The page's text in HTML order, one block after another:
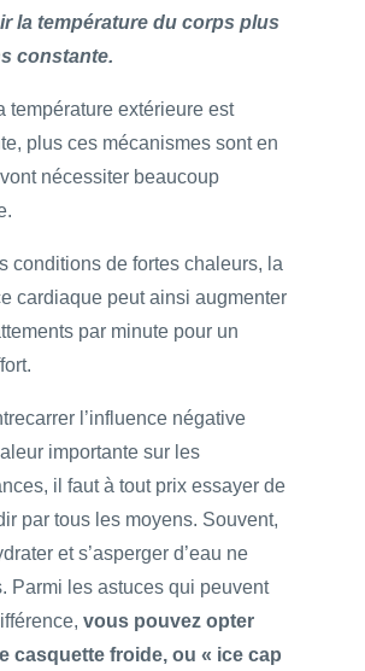
la température du corps plus
constante.
température extérieure est
plus ces mécanismes sont en
nécessiter beaucoup
conditions de fortes chaleurs, la
cardiaque peut ainsi augmenter
par minute pour un
l’influence négative
importante sur les
il faut à tout prix essayer de
par tous les moyens. Souvent,
et s’asperger d’eau ne
Parmi les astuces qui peuvent
vous pouvez opter
casquette froide, ou « ice cap